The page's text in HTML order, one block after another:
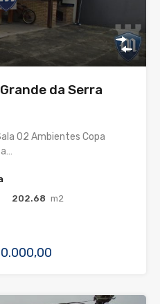
da Serra
02 Ambientes Copa
202.68 m2